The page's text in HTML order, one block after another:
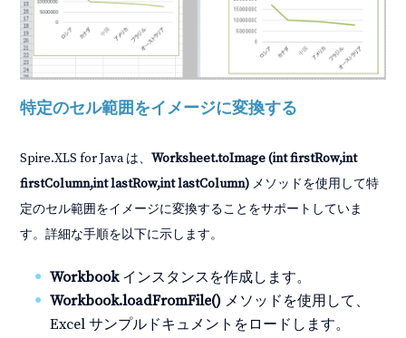
特定のセル範囲をイメージに変換する
Spire.XLS for Java は、Worksheet.toImage (int firstRow,int
firstColumn,int lastRow,int lastColumn) メソッドを使用して特
定のセル範囲をイメージに変換することをサポートしていま
す。詳細な手順を以下に示します。
Workbookインスタンスを作成します。
Workbook.loadFromFile() メソッドを使用して、
Excel サンプルドキュメントをロードします。